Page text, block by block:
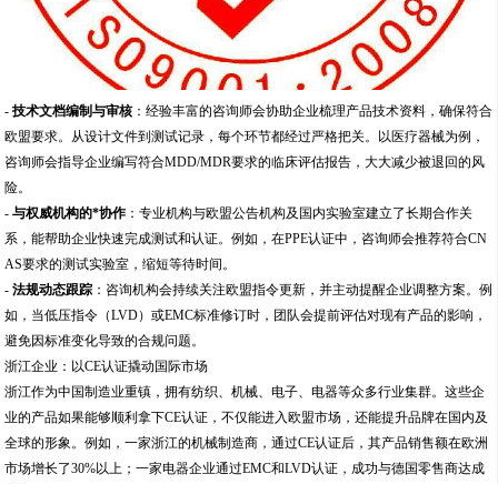
-技术文档编制与审核：经验丰富的咨询师会协助企业梳理产品技术资料，确保符合
欧盟要求。从设计文件到测试记录，每个环节都经过严格把关。以医疗器械为例，
咨询师会指导企业编写符合MDD/MDR要求的临床评估报告，大大减少被退回的风
险。
-与权威机构的*协作 ：专业机构与欧盟公告机构及国内实验室建立了长期合作关
系，能帮助企业快速完成测试和认证。例如，在PPE认证中，咨询师会推荐符合CN
AS要求的测试实验室，缩短等待时间。
-法规动态跟踪 ：咨询机构会持续关注欧盟指令更新，并主动提醒企业调整方案。例
如，当低压指令（LVD）或EMC标准修订时，团队会提前评估对现有产品的影响，
避免因标准变化导致的合规问题。
浙江企业：以CE认证撬动国际市场
浙江作为中国制造业重镇，拥有纺织、机械、电子、电器等众多行业集群。这些企
业的产品如果能够顺利拿下CE认证，不仅能进入欧盟市场，还能提升品牌在国内及
全球的形象。例如，一家浙江的机械制造商，通过CE认证后，其产品销售额在欧洲
市场增长了30%以上；一家电器企业通过EMC和LVD认证，成功与德国零售商达成